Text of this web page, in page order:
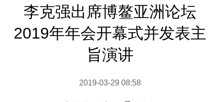
李克强出席博鳌亚洲论坛
2019年年会开幕式并发表主
旨演讲
2019-03-29 08:58